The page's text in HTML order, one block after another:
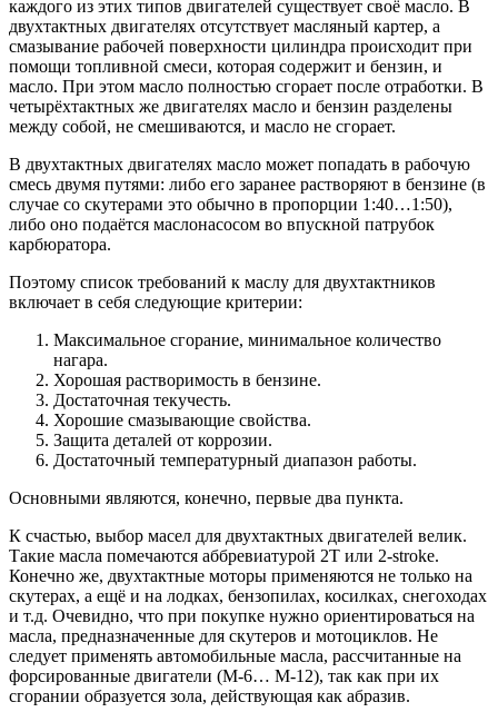
каждого из этих типов двигателей существует своё масло. В
двухтактных двигателях отсутствует масляный картер, а
смазывание рабочей поверхности цилиндра происходит при
помощи топливной смеси, которая содержит и бензин, и
масло. При этом масло полностью сгорает после отработки. В
четырёхтактных же двигателях масло и бензин разделены
между собой, не смешиваются, и масло не сгорает.
В двухтактных двигателях масло может попадать в рабочую
смесь двумя путями: либо его заранее растворяют в бензине (в
случае со скутерами это обычно в пропорции 1:40…1:50),
либо оно подаётся маслонасосом во впускной патрубок
карбюратора.
Поэтому список требований к маслу для двухтактников
включает в себя следующие критерии:
Максимальное сгорание, минимальное количество
нагара.
Хорошая растворимость в бензине.
Достаточная текучесть.
Хорошие смазывающие свойства.
Защита деталей от коррозии.
Достаточный температурный диапазон работы.
Основными являются, конечно, первые два пункта.
К счастью, выбор масел для двухтактных двигателей велик.
Такие масла помечаются аббревиатурой 2Т или 2-stroke.
Конечно же, двухтактные моторы применяются не только на
скутерах, а ещё и на лодках, бензопилах, косилках, снегоходах
и т.д. Очевидно, что при покупке нужно ориентироваться на
масла, предназначенные для скутеров и мотоциклов. Не
следует применять автомобильные масла, рассчитанные на
форсированные двигатели (M-6… M-12), так как при их
сгорании образуется зола, действующая как абразив.